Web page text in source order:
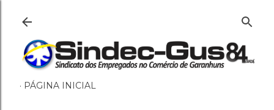
PÁGINA INICIAL